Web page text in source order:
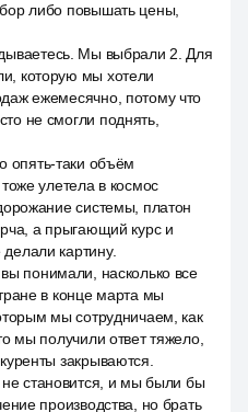
либо повышать цены,
Мы выбрали 2. Для
которую мы хотели
ежемесячно, потому что
не смогли поднять,
опять-таки объём
улетела в космос
системы, платон
а прыгающий курс и
картину.
понимали, насколько все
в конце марта мы
мы сотрудничаем, как
мы получили ответ тяжело,
закрываются.
становится, и мы были бы
производства, но брать